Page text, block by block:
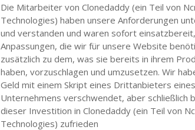
Die Mitarbeiter von Clonedaddy (ein Teil von
Technologies) haben unsere Anforderungen
und verstanden und waren sofort
Anpassungen, die wir für unsere Website
zusätzlich zu dem, was sie bereits in ihrem
haben, vorzuschlagen und umzusetzen. Wir
Geld mit einem Skript eines Drittanbieters
Unternehmens verschwendet, aber schließlich
dieser Investition in Clonedaddy (ein Teil von
Technologies) zufrieden